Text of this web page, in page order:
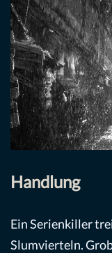
Handlung
Ein Serienkiller
Slumvierteln.